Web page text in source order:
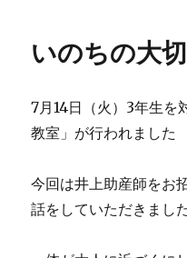
いのちの大
7月14日（火）3年生を
教室」が行われました
今回は井上助産師をお
話をしていただきました